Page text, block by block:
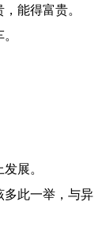
能得富贵。
展。
多此一举，与异